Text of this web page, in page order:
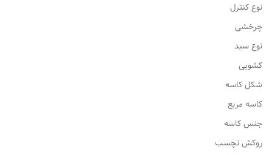
نوع کنترل
چرخشی
نوع سبد
کشویی
شکل کاسه
کاسه مربع
جنس کاسه
روکش نچسب